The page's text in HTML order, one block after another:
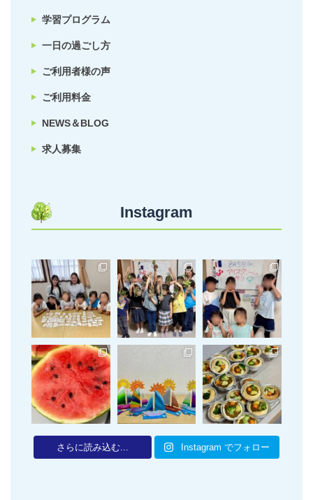
学習プログラム
一日の過ごし方
ご利用者様の声
ご利用料金
NEWS＆BLOG
求人募集
Instagram
さらに読み込む... Instagram でフォロー